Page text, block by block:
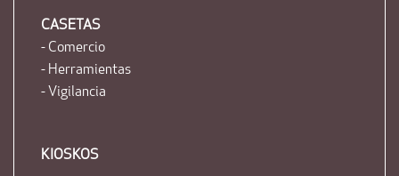
CASETAS
- Comercio
- Herramientas
- Vigilancia
KIOSKOS